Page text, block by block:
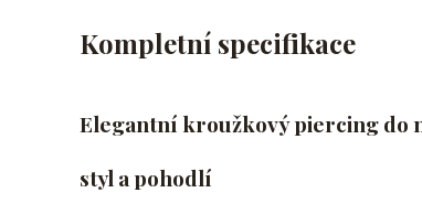
Kompletní specifikace
Elegantní kroužkový piercing do
styl a pohodlí